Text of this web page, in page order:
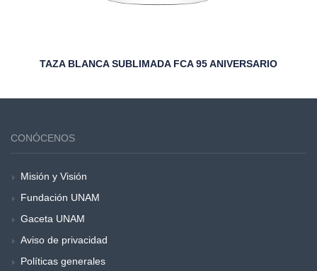
TAZA BLANCA SUBLIMADA FCA 95 ANIVERSARIO
CONÓCENOS
Misión y Visión
Fundación UNAM
Gaceta UNAM
Aviso de privacidad
Políticas generales